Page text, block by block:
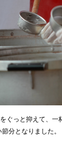
ぐっと抑えて、一
分となりました。